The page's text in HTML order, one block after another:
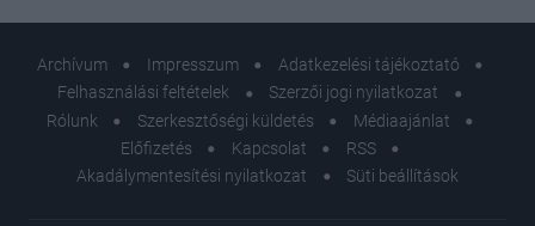
Archívum Impresszum
Adatkezelési tájékoztató
Felhasználási feltételek
Szerzői jogi nyilatkozat
Rólunk
Szerkesztőségi küldetés
Médiaajánlat
Előfizetés
Kapcsolat
RSS
Akadálymentesítési nyilatkozat
Süti beállítások